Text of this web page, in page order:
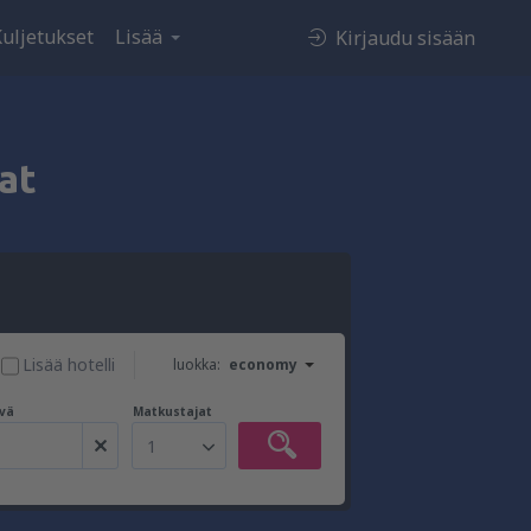
Lisää Kirjaudu sisään
luokka: economy
Lisää hotelli
Matkustajat
1